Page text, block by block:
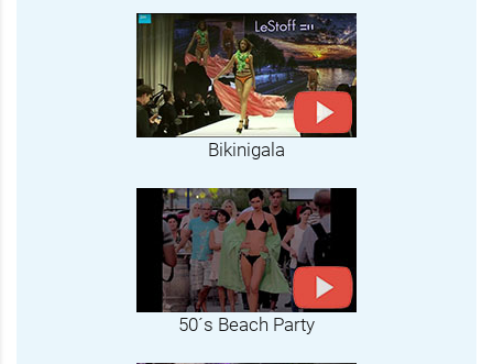
Bikinigala
50´s Beach Party